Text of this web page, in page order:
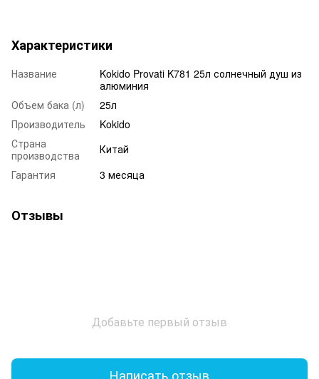
Характеристики
Название
Kokido Provati K781 25л солнечный душ из
алюминия
Объем бака (л)
25л
Производитель
Kokido
Страна
производства
Китай
Гарантия
3 месяца
Отзывы
Добавьте первый отзыв
Написать отзыв